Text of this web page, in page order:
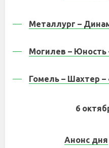
Металлург –
Могилев – Юность
Гомель – Шахтер –
6
Анонс дня